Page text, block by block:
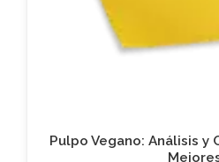
Pulpo Vegano: Análisis y